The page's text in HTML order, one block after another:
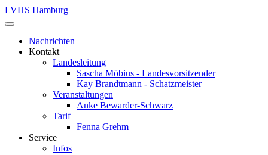
LVHS Hamburg
Nachrichten
Kontakt
Landesleitung
Sascha Möbius - Landesvorsitzender
Kay Brandtmann - Schatzmeister
Veranstaltungen
Anke Bewarder-Schwarz
Tarif
Fenna Grehm
Service
Infos